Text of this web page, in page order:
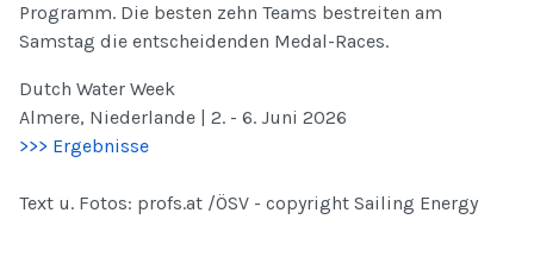
Programm. Die besten zehn Teams bestreiten am
Samstag die entscheidenden Medal-Races.
Dutch Water Week
Almere, Niederlande | 2. - 6. Juni 2026
>>> Ergebnisse
Text u. Fotos: profs.at /ÖSV - copyright Sailing Energy